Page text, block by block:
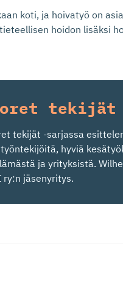
koti, ja hoivatyö on
hoidon lisäksi
tekijät
tekijät -sarjassa
hyviä
ja yrityksistä.
ry:n jäsenyritys.